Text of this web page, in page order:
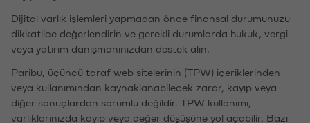
Dijital varlık işlemleri yapmadan önce finansal durumunuzu
dikkatlice değerlendirin ve gerekli durumlarda hukuk, vergi
veya yatırım danışmanınızdan destek alın.
Paribu, üçüncü taraf web sitelerinin (TPW) içeriklerinden
veya kullanımından kaynaklanabilecek zarar, kayıp veya
diğer sonuçlardan sorumlu değildir. TPW kullanımı,
varlıklarınızda kayıp veya değer düşüşüne yol açabilir. Bazı